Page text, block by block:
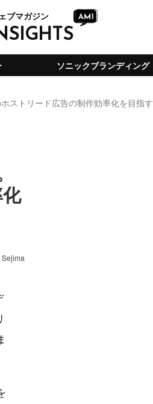
ブマガジン
ソニックブランディング
ストリード広告の制作効率化を目指す